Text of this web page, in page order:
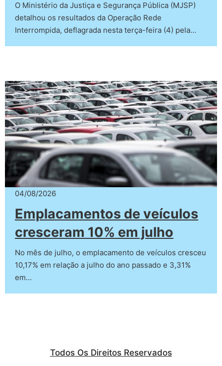
O Ministério da Justiça e Segurança Pública (MJSP)
detalhou os resultados da Operação Rede
Interrompida, deflagrada nesta terça-feira (4) pela…
04/08/2026
Emplacamentos de veículos
cresceram 10% em julho
No mês de julho, o emplacamento de veículos cresceu
10,17% em relação a julho do ano passado e 3,31%
em…
Todos Os Direitos Reservados